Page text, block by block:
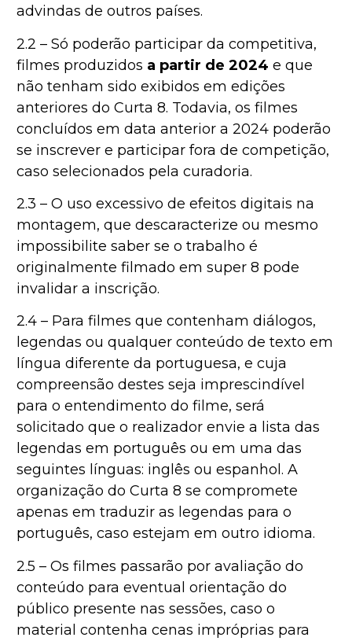
advindas de outros países.
2.2 – Só poderão participar da competitiva,
filmes produzidos a partir de 2024 e que
não tenham sido exibidos em edições
anteriores do Curta 8. Todavia, os filmes
concluídos em data anterior a 2024 poderão
se inscrever e participar fora de competição,
caso selecionados pela curadoria.
2.3 – O uso excessivo de efeitos digitais na
montagem, que descaracterize ou mesmo
impossibilite saber se o trabalho é
originalmente filmado em super 8 pode
invalidar a inscrição.
2.4 – Para filmes que contenham diálogos,
legendas ou qualquer conteúdo de texto em
língua diferente da portuguesa, e cuja
compreensão destes seja imprescindível
para o entendimento do filme, será
solicitado que o realizador envie a lista das
legendas em português ou em uma das
seguintes línguas: inglês ou espanhol. A
organização do Curta 8 se compromete
apenas em traduzir as legendas para o
português, caso estejam em outro idioma.
2.5 – Os filmes passarão por avaliação do
conteúdo para eventual orientação do
público presente nas sessões, caso o
material contenha cenas impróprias para